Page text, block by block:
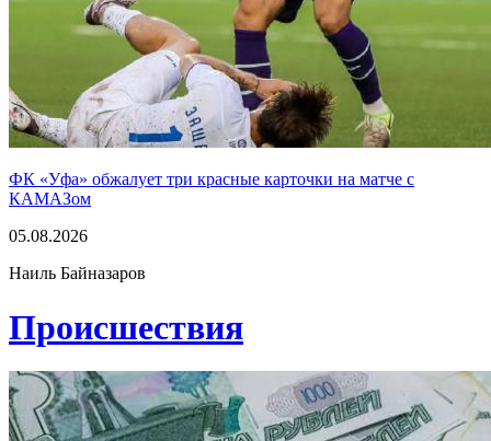
ФК «Уфа» обжалует три красные карточки на матче с
КАМАЗом
05.08.2026
Наиль Байназаров
Проиcшествия